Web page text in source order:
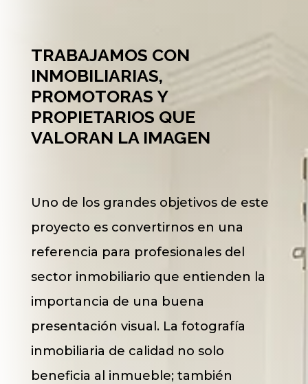
TRABAJAMOS CON
INMOBILIARIAS,
PROMOTORAS Y
PROPIETARIOS QUE
VALORAN LA IMAGEN
Uno de los grandes objetivos de este
proyecto es convertirnos en una
referencia para profesionales del
sector inmobiliario que entienden la
importancia de una buena
presentación visual. La fotografía
inmobiliaria de calidad no solo
beneficia al inmueble; también